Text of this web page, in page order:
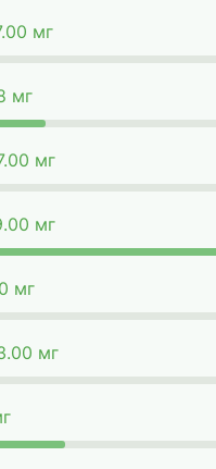
мг
мг
мг
мг
мг
мг